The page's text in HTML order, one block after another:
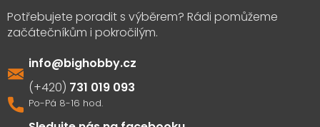
info@bighobby.cz
731 019 093